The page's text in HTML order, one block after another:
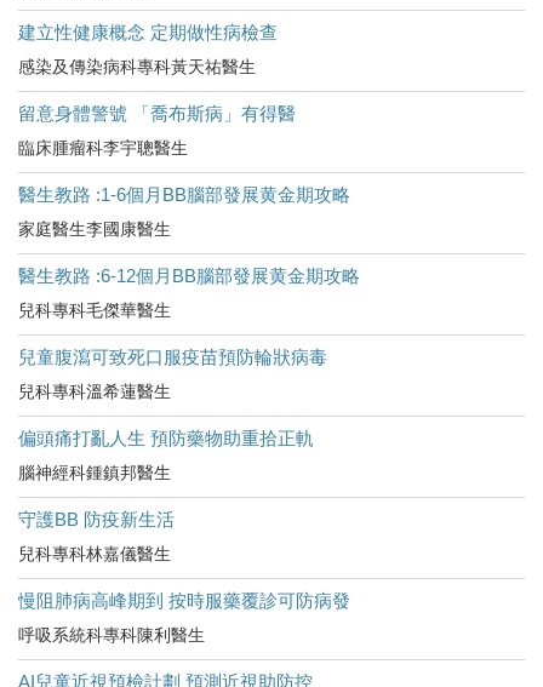
建立性健康概念 定期做性病檢查
感染及傳染病科專科黃天祐醫生
留意身體警號 「喬布斯病」有得醫
臨床腫瘤科李宇聰醫生
醫生教路 :1-6個月BB腦部發展黄金期攻略
家庭醫生李國康醫生
醫生教路 :6-12個月BB腦部發展黄金期攻略
兒科專科毛傑華醫生
兒童腹瀉可致死口服疫苗預防輪狀病毒
兒科專科溫希蓮醫生
偏頭痛打亂人生 預防藥物助重拾正軌
腦神經科鍾鎮邦醫生
守護BB 防疫新生活
兒科專科林嘉儀醫生
慢阻肺病高峰期到 按時服藥覆診可防病發
呼吸系統科專科陳利醫生
AI兒童近視預檢計劃 預測近視助防控